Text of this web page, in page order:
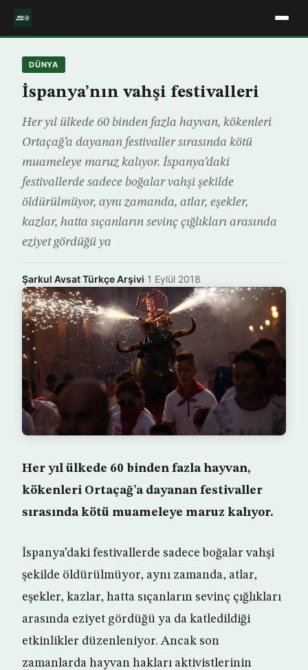
DÜNYA
İspanya’nın vahşi festivalleri
Her yıl ülkede 60 binden fazla hayvan, kökenleri
Ortaçağ’a dayanan festivaller sırasında kötü
muameleye maruz kalıyor. İspanya’daki
festivallerde sadece boğalar vahşi şekilde
öldürülmüyor, aynı zamanda, atlar, eşekler,
kazlar, hatta sıçanların sevinç çığlıkları arasında
eziyet gördüğü ya
Şarkul Avsat Türkçe Arşivi·1 Eylül 2018
Her yıl ülkede 60 binden fazla hayvan,
kökenleri Ortaçağ’a dayanan festivaller
sırasında kötü muameleye maruz kalıyor.
İspanya’daki festivallerde sadece boğalar vahşi
şekilde öldürülmüyor, aynı zamanda, atlar,
eşekler, kazlar, hatta sıçanların sevinç çığlıkları
arasında eziyet gördüğü ya da katledildiği
etkinlikler düzenleniyor. Ancak son
zamanlarda hayvan hakları aktivistlerinin